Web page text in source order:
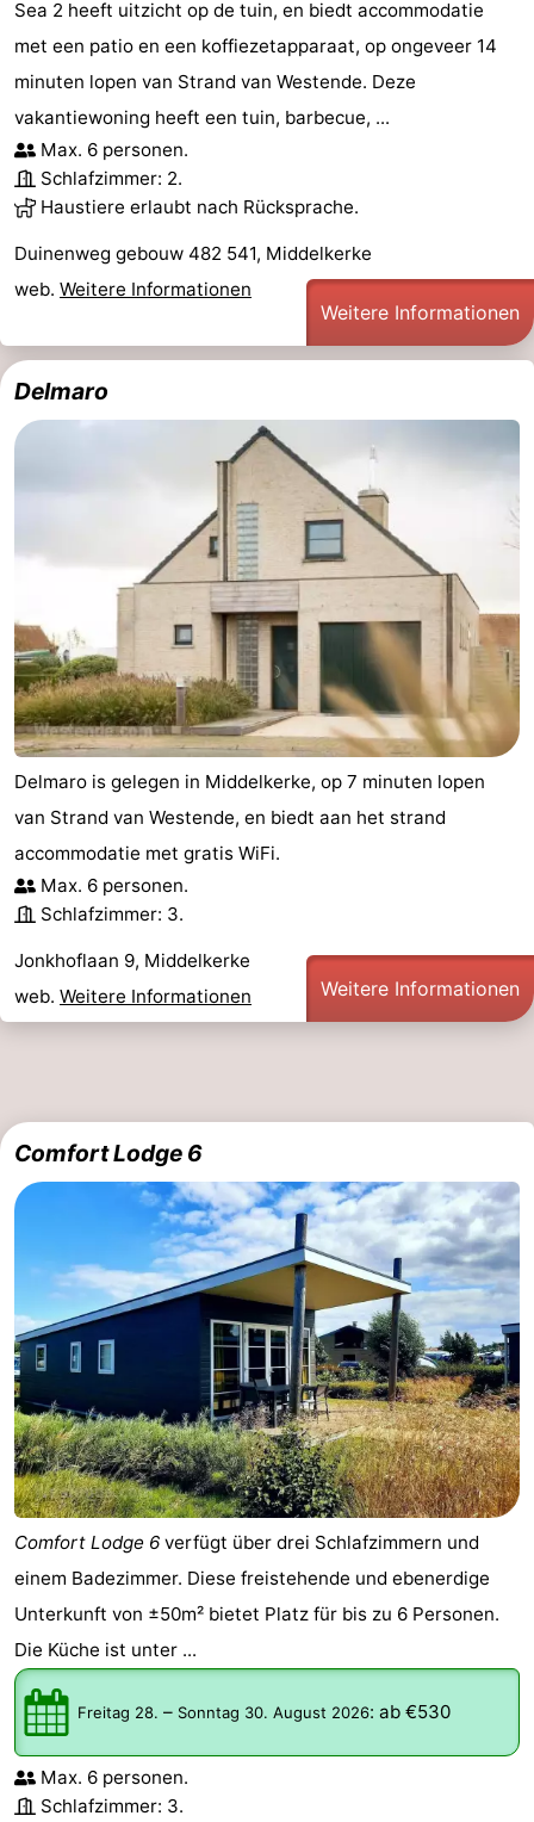
Sea 2 heeft uitzicht op de tuin, en biedt accommodatie
met een patio en een koffiezetapparaat, op ongeveer 14
minuten lopen van Strand van Westende. Deze
vakantiewoning heeft een tuin, barbecue, ...
Max. 6 personen.
Schlafzimmer: 2.
Haustiere erlaubt nach Rücksprache.
Duinenweg gebouw 482 541, Middelkerke
web. Weitere Informationen
Weitere Informationen
Delmaro
Delmaro is gelegen in Middelkerke, op 7 minuten lopen
van Strand van Westende, en biedt aan het strand
accommodatie met gratis WiFi.
Max. 6 personen.
Schlafzimmer: 3.
Jonkhoflaan 9, Middelkerke
web. Weitere Informationen Weitere Informationen
Comfort Lodge 6
Comfort Lodge 6 verfügt über drei Schlafzimmern und
einem Badezimmer. Diese freistehende und ebenerdige
Unterkunft von ±50m² bietet Platz für bis zu 6 Personen.
Die Küche ist unter ...
Freitag 28. – Sonntag 30. August 2026: ab €530
Max. 6 personen.
Schlafzimmer: 3.